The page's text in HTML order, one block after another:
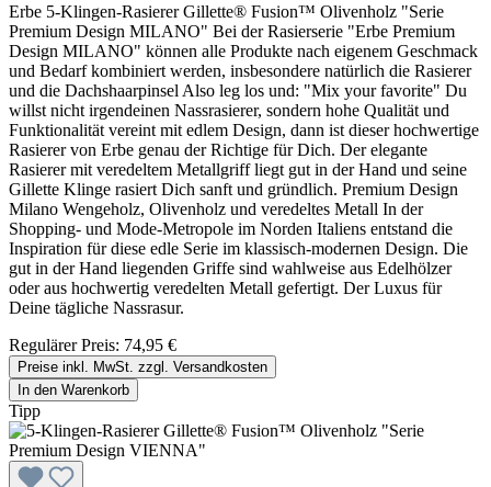
Erbe 5-Klingen-Rasierer Gillette® Fusion™ Olivenholz "Serie
Premium Design MILANO" Bei der Rasierserie "Erbe Premium
Design MILANO" können alle Produkte nach eigenem Geschmack
und Bedarf kombiniert werden, insbesondere natürlich die Rasierer
und die Dachshaarpinsel Also leg los und: "Mix your favorite" Du
willst nicht irgendeinen Nassrasierer, sondern hohe Qualität und
Funktionalität vereint mit edlem Design, dann ist dieser hochwertige
Rasierer von Erbe genau der Richtige für Dich. Der elegante
Rasierer mit veredeltem Metallgriff liegt gut in der Hand und seine
Gillette Klinge rasiert Dich sanft und gründlich. Premium Design
Milano Wengeholz, Olivenholz und veredeltes Metall In der
Shopping- und Mode-Metropole im Norden Italiens entstand die
Inspiration für diese edle Serie im klassisch-modernen Design. Die
gut in der Hand liegenden Griffe sind wahlweise aus Edelhölzer
oder aus hochwertig veredelten Metall gefertigt. Der Luxus für
Deine tägliche Nassrasur.
Regulärer Preis: 74,95 €
Preise inkl. MwSt. zzgl. Versandkosten
In den Warenkorb
Tipp